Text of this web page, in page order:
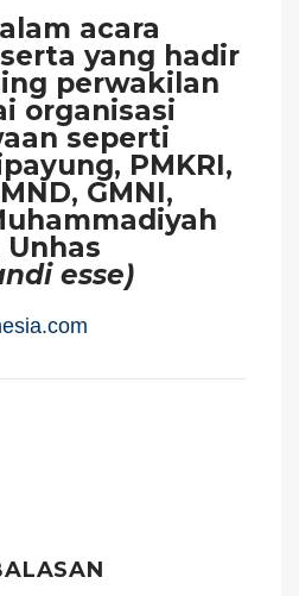
acara
yang hadir
perwakilan
organisasi
seperti
PMKRI,
GMNI,
esse)